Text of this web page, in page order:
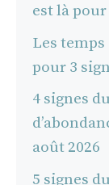
est là
Les
pour 3
4 signes
août 2026
5 signes